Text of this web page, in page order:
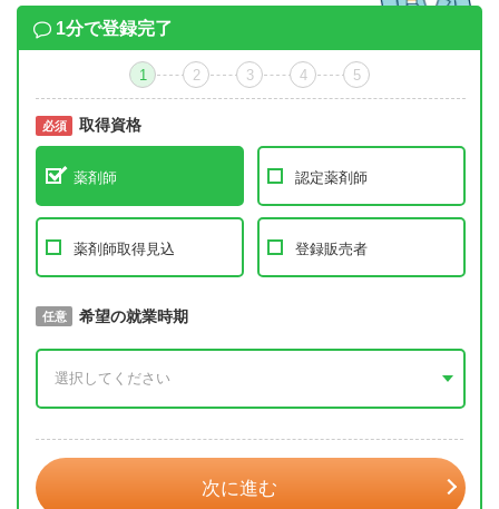
1分で登録完了
1 2 3 4 5
必須 取得資格
薬剤師 認定薬剤師
薬剤師取得見込 登録販売者
必須 取得予定年
任意 希望の就業時期
次に進む